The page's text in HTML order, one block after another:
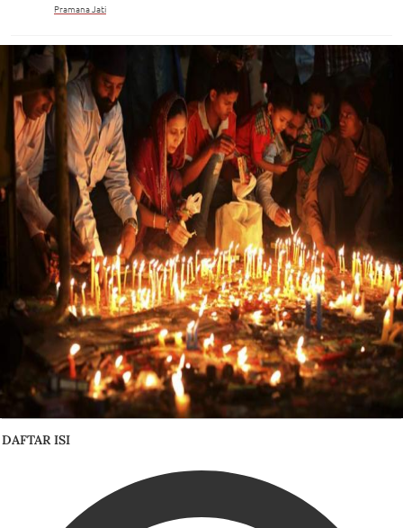
Pramana Jati
DAFTAR ISI